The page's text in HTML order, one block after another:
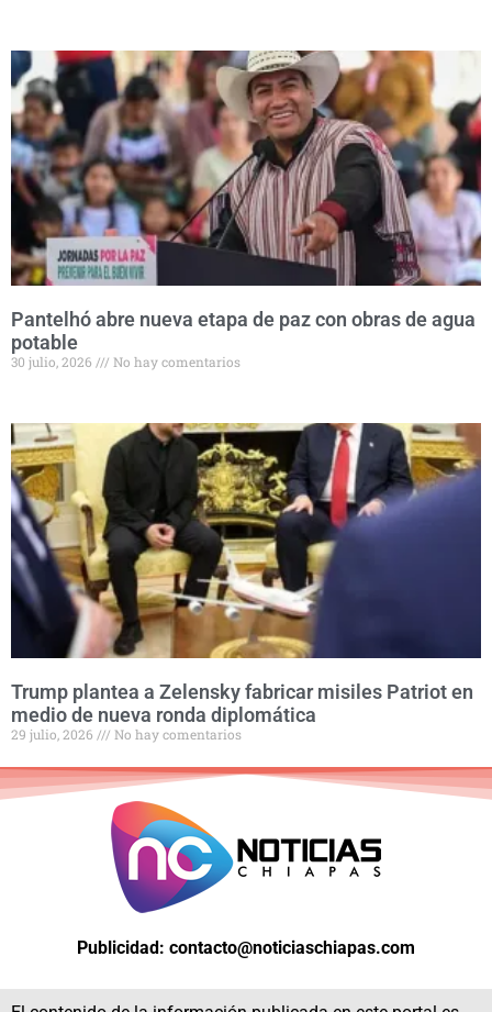
Pantelhó abre nueva etapa de paz con obras de agua
potable
30 julio, 2026 No hay comentarios
Trump plantea a Zelensky fabricar misiles Patriot en
medio de nueva ronda diplomática
29 julio, 2026 No hay comentarios
Publicidad: contacto@noticiaschiapas.com